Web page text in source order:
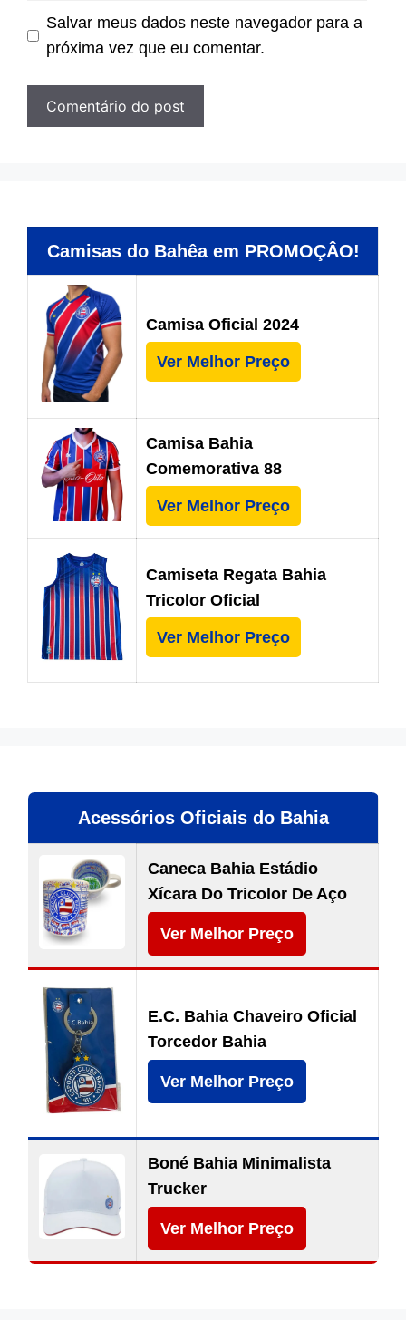
Salvar meus dados neste navegador para a
próxima vez que eu comentar.
Camisas do Bahêa em PROMOÇÂO!
Camisa Oficial 2024
Ver Melhor Preço
Camisa Bahia
Comemorativa 88
Ver Melhor Preço
Camiseta Regata Bahia
Tricolor Oficial
Ver Melhor Preço
Acessórios Oficiais do Bahia
Caneca Bahia Estádio
Xícara Do Tricolor De Aço
Ver Melhor Preço
E.C. Bahia Chaveiro Oficial
Torcedor Bahia
Ver Melhor Preço
Boné Bahia Minimalista
Trucker
Ver Melhor Preço